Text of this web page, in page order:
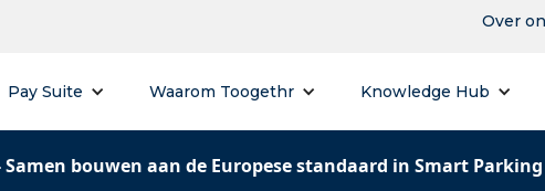
Over
Pay Suite Waarom Toogethr Knowledge Hub
bouwen aan de Europese standaard in Smart Parking